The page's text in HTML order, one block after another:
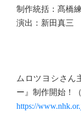
制作統括：髙橋練
演出：新田真三
ムロツヨシさん
ー』制作開始！
https://